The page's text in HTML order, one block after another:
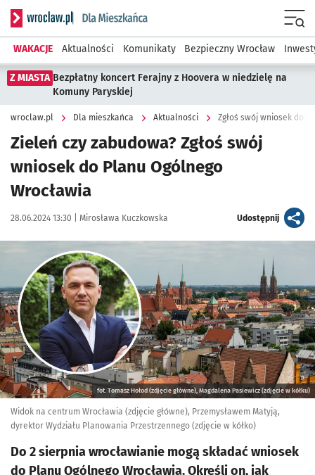
Serwis informacyjny wroclaw.pl podserwis: Dla mieszkańca
WAKACJE Aktualności Komunikaty Bezpieczny Wrocław
Z MIASTA Bezpłatny koncert Ferajny z Hoovera w niedzielę na
Komuny Paryskiej
wroclaw.pl Dla mieszkańca Aktualności Zgłoś swój wniosek do
Zieleń czy zabudowa? Zgłoś swój
wniosek do Planu Ogólnego
Wrocławia
Data publikacji:
28.06.2024 13:30 | Autor:
Mirosława Kuczkowska Udostępnijartykuł
Kliknij, aby powiększyć
fot. Tomasz Hołod (zdjęcie główne), Magdalena Pasiewicz (zdjęcie w kółku)
Widok na centrum Wrocławia (zdjęcie główne), Przemysławem Matyją,
dyrektor Wydziału Planowania Przestrzennego (zdjęcie w kółko)
Do 2 sierpnia wrocławianie mogą składać wniosek
do Planu Ogólnego Wrocławia. Określi on, jak